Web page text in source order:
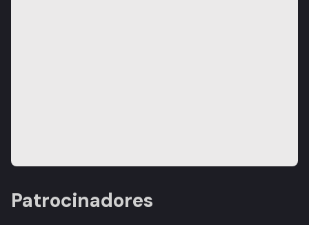
Patrocinadores